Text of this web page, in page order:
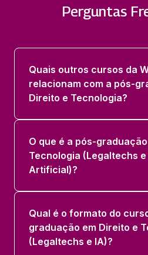
CRIMES DIGITAIS E
DIREITO DAS STARTUPS
EMPREENDEDORISMO
36 horas
DIGITAL
36 horas
36 horas
Perguntas
Quais outros cursos da
relacionam com a pós-
Direito e Tecnologia?
O que é a pós-
Tecnologia (Legaltechs
Artificial)?
Qual é o formato do
graduação em Direito e
(Legaltechs e IA)?